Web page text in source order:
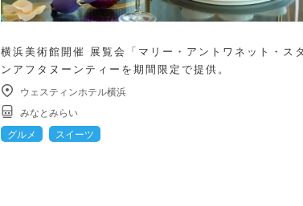
横浜美術館開催 展覧会「マリー・アントワネット・ス
ンアフタヌーンティーを期間限定で提供。
ウェスティンホテル横浜
みなとみらい
グルメ
スイーツ